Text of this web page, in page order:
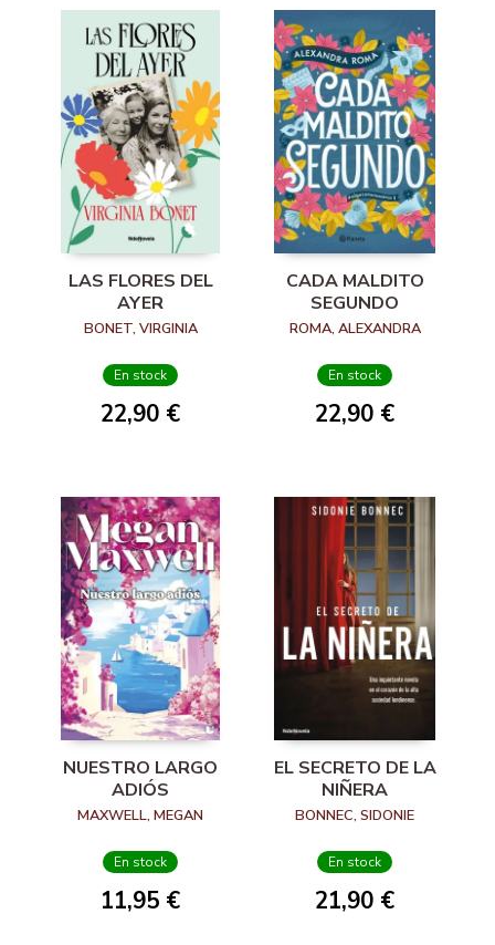
LAS FLORES DEL
AYER
BONET, VIRGINIA
En stock
22,90 €
CADA MALDITO
SEGUNDO
ROMA, ALEXANDRA
En stock
22,90 €
NUESTRO LARGO
ADIÓS
MAXWELL, MEGAN
En stock
11,95 €
EL SECRETO DE LA
NIÑERA
BONNEC, SIDONIE
En stock
21,90 €